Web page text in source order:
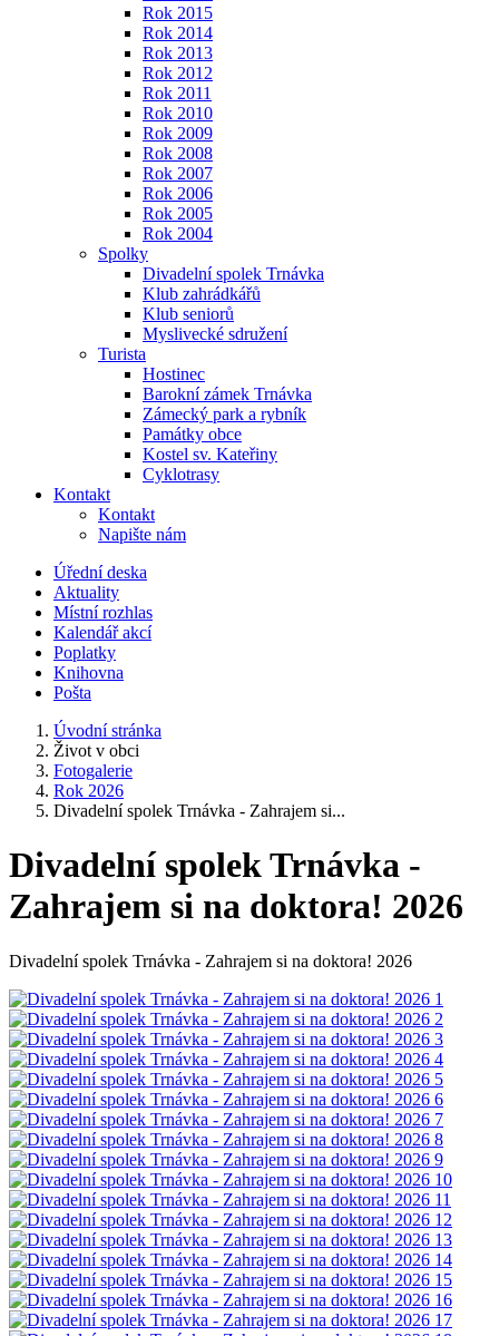
Rok 2015
Rok 2014
Rok 2013
Rok 2012
Rok 2011
Rok 2010
Rok 2009
Rok 2008
Rok 2007
Rok 2006
Rok 2005
Rok 2004
Spolky
Divadelní spolek Trnávka
Klub zahrádkářů
Klub seniorů
Myslivecké sdružení
Turista
Hostinec
Barokní zámek Trnávka
Zámecký park a rybník
Památky obce
Kostel sv. Kateřiny
Cyklotrasy
Kontakt
Kontakt
Napište nám
Úřední deska
Aktuality
Místní rozhlas
Kalendář akcí
Poplatky
Knihovna
Pošta
Úvodní stránka
Život v obci
Fotogalerie
Rok 2026
Divadelní spolek Trnávka - Zahrajem si...
Divadelní spolek Trnávka -
Zahrajem si na doktora! 2026
Divadelní spolek Trnávka - Zahrajem si na doktora! 2026